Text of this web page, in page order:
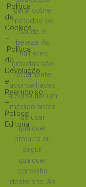
Política
de
Cookies
–
Política
de
Devolução
e
Reembolso
–
Política
Editorial
geral sobre
métodos de
saúde e
beleza. As
mulheres
grávidas são
fortemente
aconselhadas
a consultar um
médico antes
de usar
qualquer
produto ou
seguir
qualquer
conselho
deste site. As